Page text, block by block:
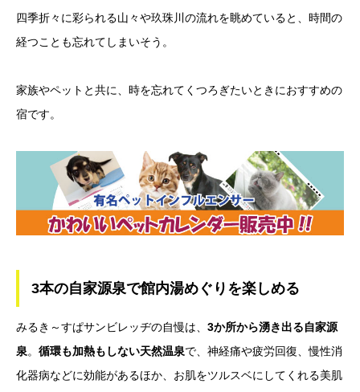
四季折々に彩られる山々や玖珠川の流れを眺めていると、時間の
経つことも忘れてしまいそう。
家族やペットと共に、時を忘れてくつろぎたいときにおすすめの
宿です。
3本の自家源泉で館内湯めぐりを楽しめる
みるき～すぱサンビレッヂの自慢は、 3か所から湧き出る自家源
泉。 循環も加熱もしない天然温泉で、神経痛や疲労回復、慢性消
化器病などに効能があるほか、お肌をツルスベにしてくれる美肌